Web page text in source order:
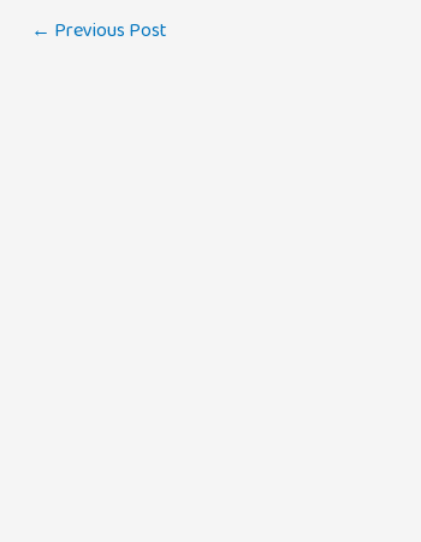
Post
← Previous Post